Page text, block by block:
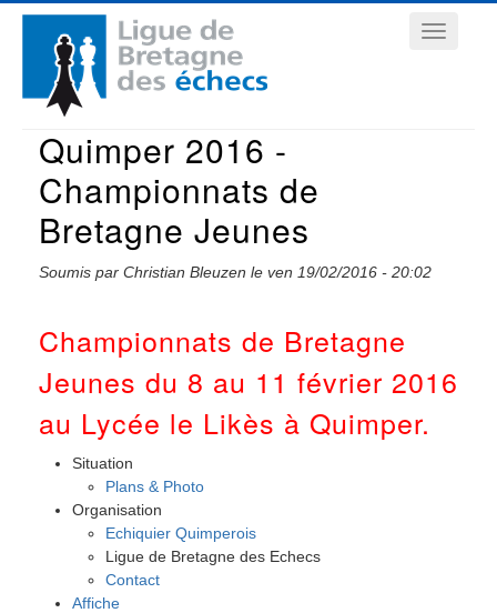
Aller
contenu
principal
Navigation
principale
Quimper 2016 -
Championnats de
Bretagne Jeunes
Soumis par Christian Bleuzen le ven 19/02/2016 - 20:02
Championnats de Bretagne
Jeunes du 8 au 11 février 2016
au Lycée le Likès à Quimper.
Situation
Plans & Photo
Organisation
Echiquier Quimperois
Ligue de Bretagne des Echecs
Contact
Affiche